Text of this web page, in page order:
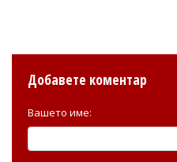
Добавете коментар
Вашето име: